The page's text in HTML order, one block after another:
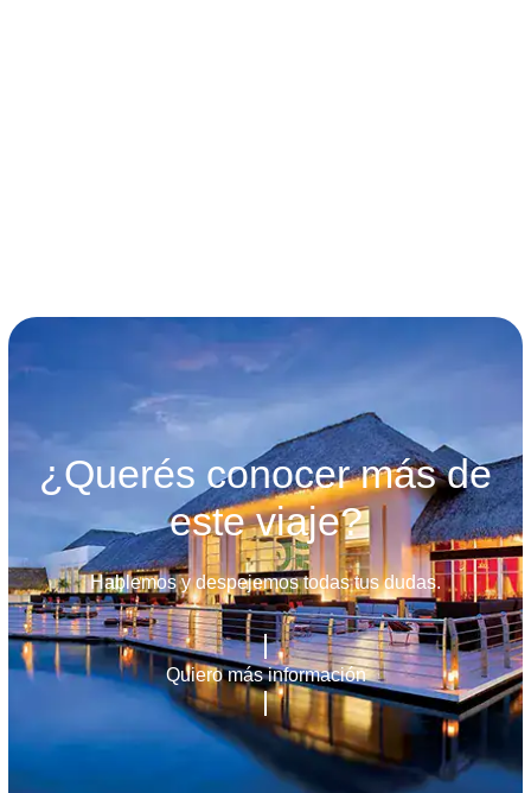
¿Querés conocer más de
este viaje?
Hablemos y despejemos todas tus dudas.
Quiero más información